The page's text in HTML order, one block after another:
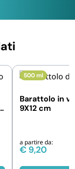
500 ml
Barattolo in
9X12 cm
a partire da:
€ 9,20